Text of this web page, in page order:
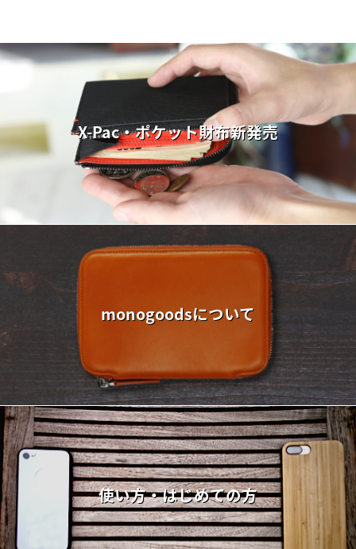
X-Pac・ポケット財布新発売
monogoodsについて
使い方・はじめての方